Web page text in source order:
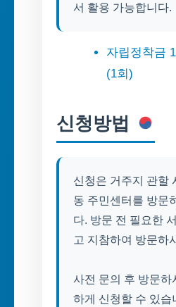
서 활용 가능합니다.
자립정착금
(1회)
신청방법
신청은 거주지 관할
동 주민센터를 방문
다. 방문 전 필요한
고 지참하여 방문하
사전 문의 후 방문하
하게 신청할 수 있습